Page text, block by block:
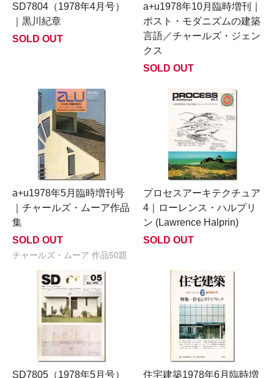
SD7804（1978年4月号）
｜黒川紀章
SOLD OUT
a+u1978年10月臨時増刊｜
ポスト・モダニズムの建築
言語／チャールズ・ジェン
クス
SOLD OUT
a+u1978年5月臨時増刊号
｜チャールズ・ムーア作品
集
SOLD OUT
チャールズ・ムーア 作品50題
プロセスアーキテクチュア
4｜ローレンス・ハルプリ
ン (Lawrence Halprin)
SOLD OUT
SD7805（1978年5月号） 住宅建築1978年6月臨時増